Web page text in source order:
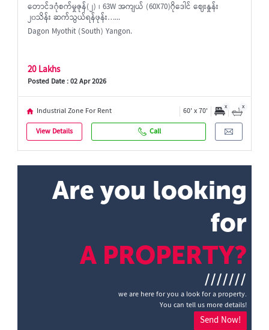
တောင်ဒဂုံစက်မှုဇုန်(၂) ၊ 63W အကျယ် (60X70)ဂိုဒေါင် ဈေးနှုန်း
၂၀သိန်း ဆက်သွယ်ရန်ဖုန်း…...
Dagon Myothit (South) Yangon.
20 Lakhs
Posted Date : 02 Apr 2026
Industrial Zone For Rent 60' x 70' x x
View Details Call
Are you looking
for
A PROPERTY?
///////
we are here for you a look for a property.
You can tell us more details!
Send Now!